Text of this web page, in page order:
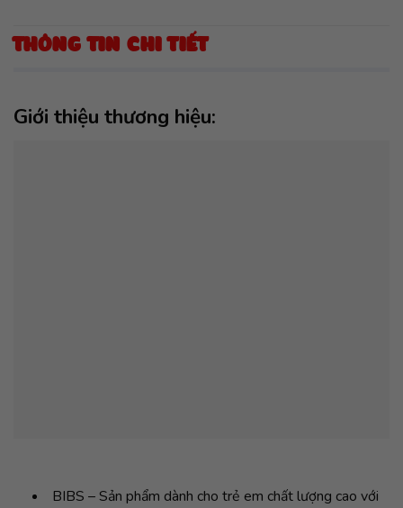
THÔNG TIN CHI TIẾT
Giới thiệu thương hiệu:
BIBS – Sản phẩm dành cho trẻ em chất lượng cao với